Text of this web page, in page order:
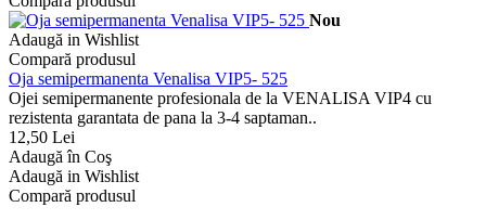
Nou
Adaugă in Wishlist
Compară produsul
Oja semipermanenta Venalisa VIP5- 525
Ojei semipermanente profesionala de la VENALISA VIP4 cu
rezistenta garantata de pana la 3-4 saptaman..
12,50 Lei
Adaugă în Coş
Adaugă in Wishlist
Compară produsul